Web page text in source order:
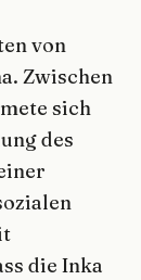
von
Zwischen
sich
des
die Inka